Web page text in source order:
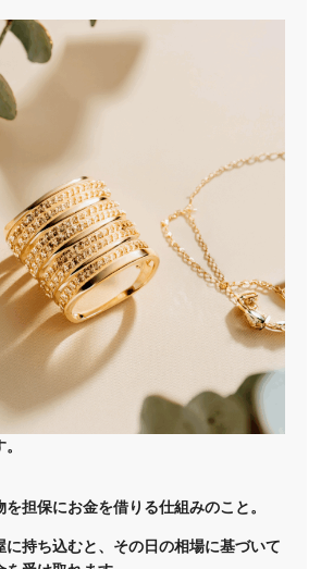
担保にお金を借りる仕組みのこと。
に持ち込むと、その日の相場に基づいて